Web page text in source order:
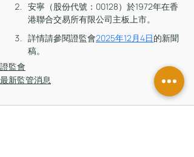
安寧（股份代號：00128）於1972年在香
港聯合交易所有限公司主板上市。
詳情請參閱證監會2025年12月4日的新聞
稿。
證監會
最新監管消息